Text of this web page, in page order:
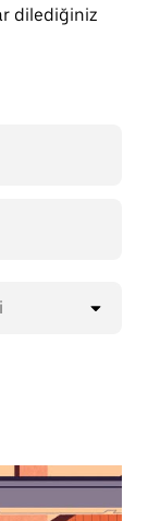
dilediğiniz